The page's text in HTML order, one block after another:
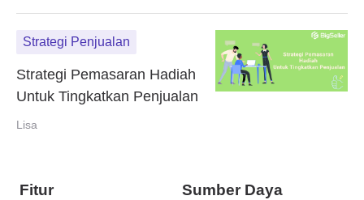
Strategi Penjualan
Strategi Pemasaran Hadiah
Untuk Tingkatkan Penjualan
Lisa
Fitur Sumber Daya